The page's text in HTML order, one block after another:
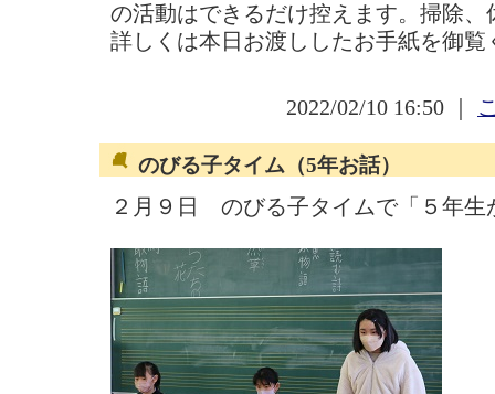
の活動はできるだけ控えます。掃除
詳しくは本日お渡ししたお手紙を御覧
2022/02/10 16:50 ｜
のびる子タイム（5年お話）
２月９日 のびる子タイムで「５年生